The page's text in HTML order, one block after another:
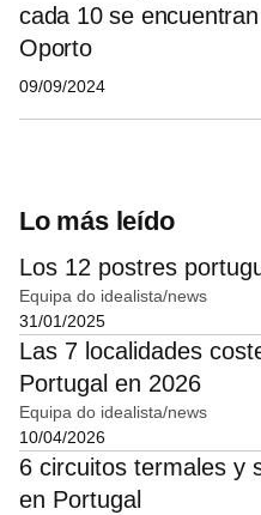
cada 10 se
Oporto
09/09/2024
Lo más leído
Los 12 postres
Equipa do idealista/news
31/01/2025
Las 7 localidades
Portugal en 2026
Equipa do idealista/news
10/04/2026
6 circuitos termales y
en Portugal